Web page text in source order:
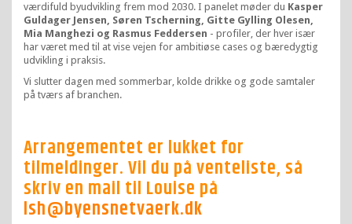
værdifuld byudvikling frem mod 2030. I panelet møder du Kasper
Guldager Jensen, Søren Tscherning, Gitte Gylling Olesen,
Mia Manghezi og Rasmus Feddersen - profiler, der hver især
har været med til at vise vejen for ambitiøse cases og bæredygtig
udvikling i praksis.
Vi slutter dagen med sommerbar, kolde drikke og gode samtaler
på tværs af branchen.
Arrangementet er lukket for
tilmeldinger. Vil du på venteliste, så
skriv en mail til Louise på
lsh@byensnetvaerk.dk